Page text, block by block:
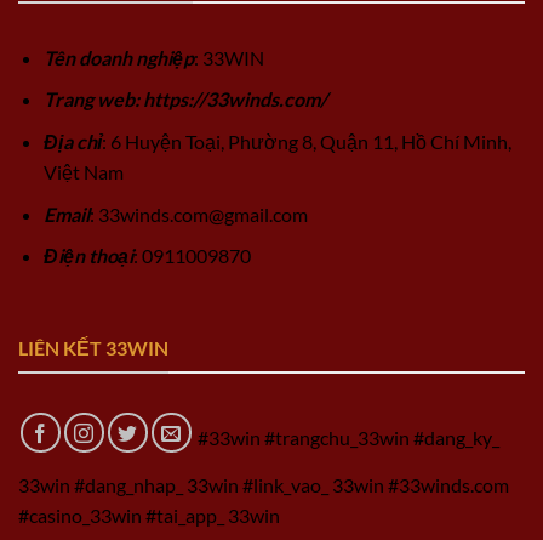
Tên doanh nghiệp: 33WIN
Trang web: https://33winds.com/
Địa chỉ: 6 Huyện Toại, Phường 8, Quận 11, Hồ Chí Minh,
Việt Nam
Email: 33winds.com@gmail.com
Điện thoại: 0911009870
LIÊN KẾT 33WIN
#33win #trangchu_33win #dang_ky_
33win #dang_nhap_ 33win #link_vao_ 33win #33winds.com
#casino_33win #tai_app_ 33win